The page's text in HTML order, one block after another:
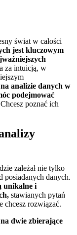
świat w całości
jest kluczowym
za intuicją, w
analizie danych w
podejmować
Chcesz poznać ich
zależał nie tylko
posiadanych danych.
unikalne i
stawianych pytań
chcesz rozwiązać.
dwie zbierające